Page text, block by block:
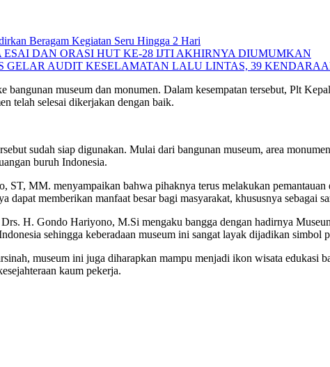
Beragam Kegiatan Seru Hingga 2 Hari
DAN ORASI HUT KE-28 IJTI AKHIRNYA DIUMUMKAN
GELAR AUDIT KESELAMATAN LALU LINTAS, 39
bangunan museum dan monumen. Dalam kesempatan tersebut, Plt
telah selesai dikerjakan dengan baik.
sudah siap digunakan. Mulai dari bangunan museum, area
buruh Indonesia.
MM. menyampaikan bahwa pihaknya terus melakukan pemantauan
dapat memberikan manfaat besar bagi masyarakat, khususnya sebagai
H. Gondo Hariyono, M.Si mengaku bangga dengan hadirnya
sehingga keberadaan museum ini sangat layak dijadikan simbol
museum ini juga diharapkan mampu menjadi ikon wisata edukasi
kaum pekerja.